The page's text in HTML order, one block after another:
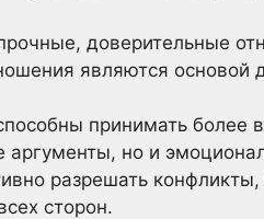
доверительные
являются основой
принимать более
аргументы, но и
разрешать конфликты,
сторон.